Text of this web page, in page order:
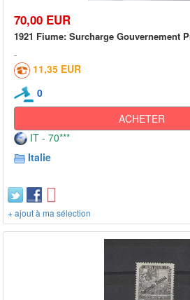
70,00 EUR
1921 Fiume: Surcharge Gouvernement
11,35 EUR
0
ACHETER
IT - 70***
Italie
+ ajout à ma sélection